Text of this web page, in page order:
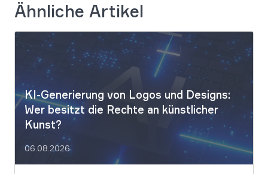
Ähnliche Artikel
KI-Generierung von Logos und Designs:
Wer besitzt die Rechte an künstlicher
Kunst?
06.08.2026